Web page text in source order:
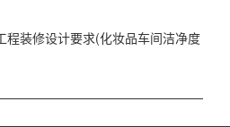
程装修设计要求(化妆品车间洁净度